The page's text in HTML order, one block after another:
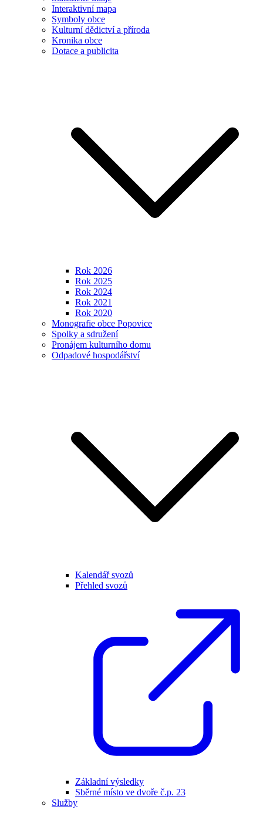
Interaktivní mapa
Symboly obce
Kulturní dědictví a příroda
Kronika obce
Dotace a publicita
Rok 2026
Rok 2025
Rok 2024
Rok 2021
Rok 2020
Monografie obce Popovice
Spolky a sdružení
Pronájem kulturního domu
Odpadové hospodářství
Kalendář svozů
Přehled svozů
Základní výsledky
Sběrné místo ve dvoře č.p. 23
Služby